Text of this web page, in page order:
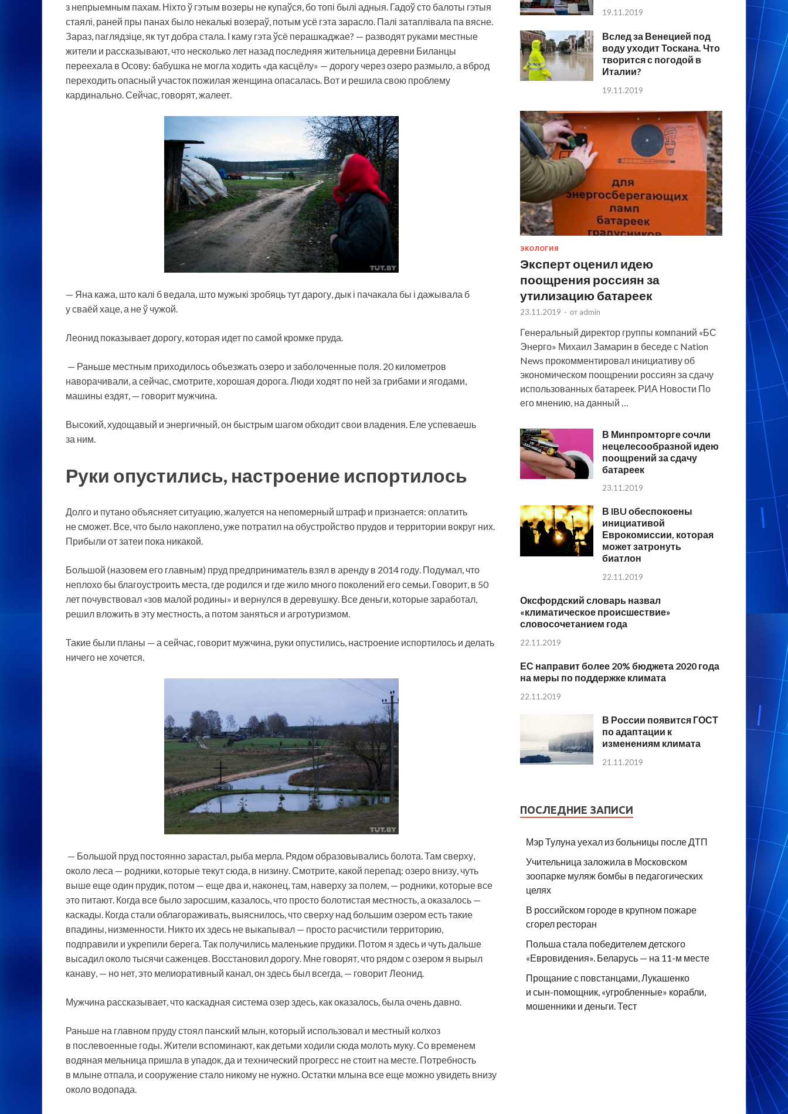
з непрыемным пахам. Ніхто ў гэтым возеры не купаўся, бо топі былі адныя. Гадоў сто балоты гэтыя
стаялі, раней пры панах было некалькі возераў, потым усё гэта зарасло. Палі затаплівала па вясне.
Зараз, паглядзіце, як тут добра стала. І каму гэта ўсё перашкаджае? — разводят руками местные
жители и рассказывают, что несколько лет назад последняя жительница деревни Биланцы
переехала в Осову: бабушка не могла ходить «да касцёлу» — дорогу через озеро размыло, а вброд
переходить опасный участок пожилая женщина опасалась. Вот и решила свою проблему
кардинально. Сейчас, говорят, жалеет.
— Яна кажа, што калі б ведала, што мужыкі зробяць тут дарогу, дык і пачакала бы і дажывала б
у сваёй хаце, а не ў чужой.
Леонид показывает дорогу, которая идет по самой кромке пруда.
— Раньше местным приходилось объезжать озеро и заболоченные поля. 20 километров
наворачивали, а сейчас, смотрите, хорошая дорога. Люди ходят по ней за грибами и ягодами,
машины ездят, — говорит мужчина.
Высокий, худощавый и энергичный, он быстрым шагом обходит свои владения. Еле успеваешь
за ним.
Руки опустились, настроение испортилось
Долго и путано объясняет ситуацию, жалуется на непомерный штраф и признается: оплатить
не сможет. Все, что было накоплено, уже потратил на обустройство прудов и территории вокруг них.
Прибыли от затеи пока никакой.
Большой (назовем его главным) пруд предприниматель взял в аренду в 2014 году. Подумал, что
неплохо бы благоустроить места, где родился и где жило много поколений его семьи. Говорит, в 50
лет почувствовал «зов малой родины» и вернулся в деревушку. Все деньги, которые заработал,
решил вложить в эту местность, а потом заняться и агротуризмом.
Такие были планы — а сейчас, говорит мужчина, руки опустились, настроение испортилось и делать
ничего не хочется.
— Большой пруд постоянно зарастал, рыба мерла. Рядом образовывались болота. Там сверху,
около леса — родники, которые текут сюда, в низину. Смотрите, какой перепад: озеро внизу, чуть
выше еще один прудик, потом — еще два и, наконец, там, наверху за полем, — родники, которые все
это питают. Когда все было заросшим, казалось, что просто болотистая местность, а оказалось —
каскады. Когда стали облагораживать, выяснилось, что сверху над большим озером есть такие
впадины, низменности. Никто их здесь не выкапывал — просто расчистили территорию,
подправили и укрепили берега. Так получились маленькие прудики. Потом я здесь и чуть дальше
высадил около тысячи саженцев. Восстановил дорогу. Мне говорят, что рядом с озером я вырыл
канаву, — но нет, это мелиоративный канал, он здесь был всегда, — говорит Леонид.
Мужчина рассказывает, что каскадная система озер здесь, как оказалось, была очень давно.
Раньше на главном пруду стоял панский млын, который использовал и местный колхоз
в послевоенные годы. Жители вспоминают, как детьми ходили сюда молоть муку. Со временем
водяная мельница пришла в упадок, да и технический прогресс не стоит на месте. Потребность
в млыне отпала, и сооружение стало никому не нужно. Остатки млына все еще можно увидеть внизу
около водопада.
19.11.2019
Вслед за Венецией под
воду уходит Тоскана. Что
творится с погодой в
Италии?
19.11.2019
ЭКОЛОГИЯ
Эксперт оценил идею
поощрения россиян за
утилизацию батареек
23.11.2019 - от admin
Генеральный директор группы компаний «БС
Энерго» Михаил Замарин в беседе с Nation
News прокомментировал инициативу об
экономическом поощрении россиян за сдачу
использованных батареек. РИА Новости По
его мнению, на данный …
В Минпромторге сочли
нецелесообразной идею
поощрений за сдачу
батареек
23.11.2019
В IBU обеспокоены
инициативой
Еврокомиссии, которая
может затронуть
биатлон
22.11.2019
Оксфордский словарь назвал
«климатическое происшествие»
словосочетанием года
22.11.2019
ЕС направит более 20% бюджета 2020 года
на меры по поддержке климата
22.11.2019
В России появится ГОСТ
по адаптации к
изменениям климата
21.11.2019
ПОСЛЕДНИЕ ЗАПИСИ
Мэр Тулуна уехал из больницы после ДТП
Учительница заложила в Московском
зоопарке муляж бомбы в педагогических
целях
В российском городе в крупном пожаре
сгорел ресторан
Польша стала победителем детского
«Евровидения». Беларусь — на 11-м месте
Прощание с повстанцами, Лукашенко
и сын-помощник, «угробленные» корабли,
мошенники и деньги. Тест